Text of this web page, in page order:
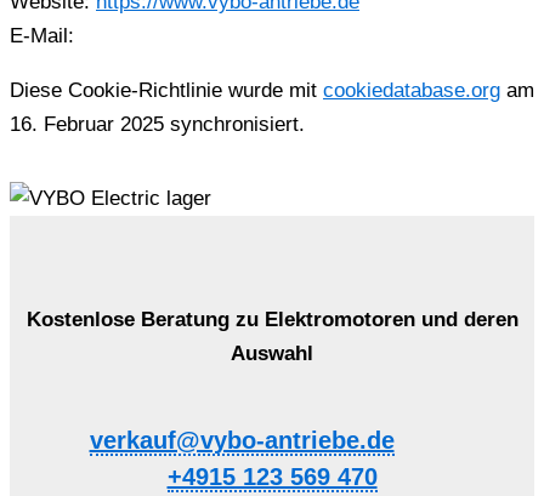
E-Mail:
Diese Cookie-Richtlinie wurde mit cookiedatabase.org am
16. Februar 2025 synchronisiert.
Kostenlose Beratung zu Elektromotoren und deren
Auswahl
verkauf@vybo-antriebe.de
+4915 123 569 470